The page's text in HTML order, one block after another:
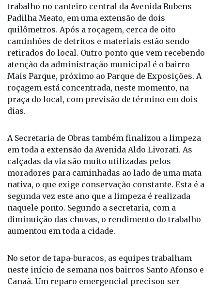
trabalho no canteiro central da Avenida Rubens
Padilha Meato, em uma extensão de dois
quilômetros. Após a roçagem, cerca de oito
caminhões de detritos e materiais estão sendo
retirados do local. Outro ponto que vem recebendo
atenção da administração municipal é o bairro
Mais Parque, próximo ao Parque de Exposições. A
roçagem está concentrada, neste momento, na
praça do local, com previsão de término em dois
dias.
A Secretaria de Obras também finalizou a limpeza
em toda a extensão da Avenida Aldo Livorati. As
calçadas da via são muito utilizadas pelos
moradores para caminhadas ao lado de uma mata
nativa, o que exige conservação constante. Esta é a
segunda vez este ano que a limpeza é realizada
naquele ponto. Segundo a secretaria, com a
diminuição das chuvas, o rendimento do trabalho
aumentou em toda a cidade.
No setor de tapa-buracos, as equipes trabalham
neste início de semana nos bairros Santo Afonso e
Canaã. Um reparo emergencial precisou ser